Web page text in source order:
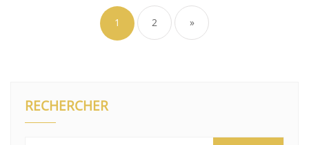
des
publications
1 2 »
RECHERCHER